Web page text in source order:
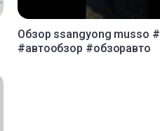
Обзор ssangyong musso
#автообзор #обзоравто